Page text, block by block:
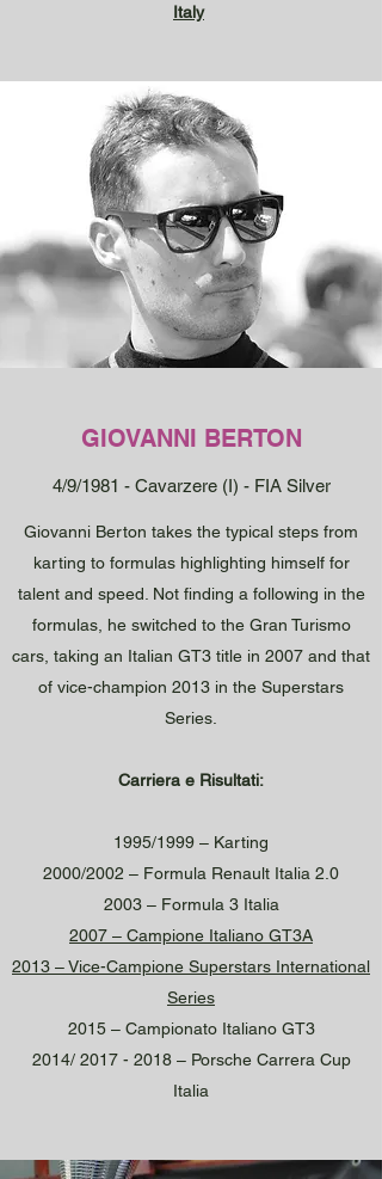
Italy
GIOVANNI BERTON
4/9/1981 - Cavarzere (I) - FIA Silver
Giovanni Berton takes the typical steps from
karting to formulas highlighting himself for
talent and speed. Not finding a following in the
formulas, he switched to the Gran Turismo
cars, taking an Italian GT3 title in 2007 and that
of vice-champion 2013 in the Superstars
Series.
Carriera e Risultati:
1995/1999 – Karting
2000/2002 – Formula Renault Italia 2.0
2003 – Formula 3 Italia
2007 – Campione Italiano GT3A
2013 – Vice-Campione Superstars International
Series
2015 – Campionato Italiano GT3
2014/ 2017 - 2018– Porsche Carrera Cup
Italia